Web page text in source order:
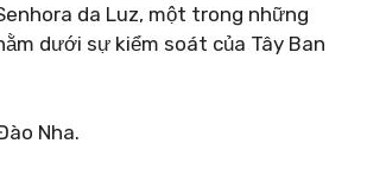
da Luz, một trong những
dưới sự kiểm soát của Tây Ban
Nha.